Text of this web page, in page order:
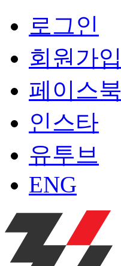
로그인
회원가입
페이스북
인스타
유투브
ENG